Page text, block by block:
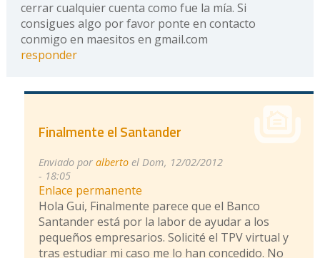
cerrar cualquier cuenta como fue la mía. Si
consigues algo por favor ponte en contacto
conmigo en maesitos en gmail.com
responder
Finalmente el Santander
Enviado por albertoel Dom, 12/02/2012
- 18:05
Enlace permanente
Hola Gui, Finalmente parece que el Banco
Santander está por la labor de ayudar a los
pequeños empresarios. Solicité el TPV virtual y
tras estudiar mi caso me lo han concedido. No